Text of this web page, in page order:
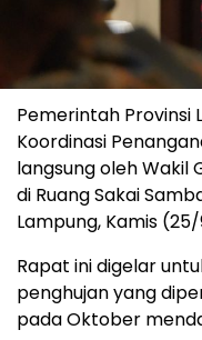
Pemerintah Provinsi
Koordinasi
langsung oleh Wakil
di Ruang Sakai
Lampung, Kamis
Rapat ini digelar
penghujan yang
pada Oktober